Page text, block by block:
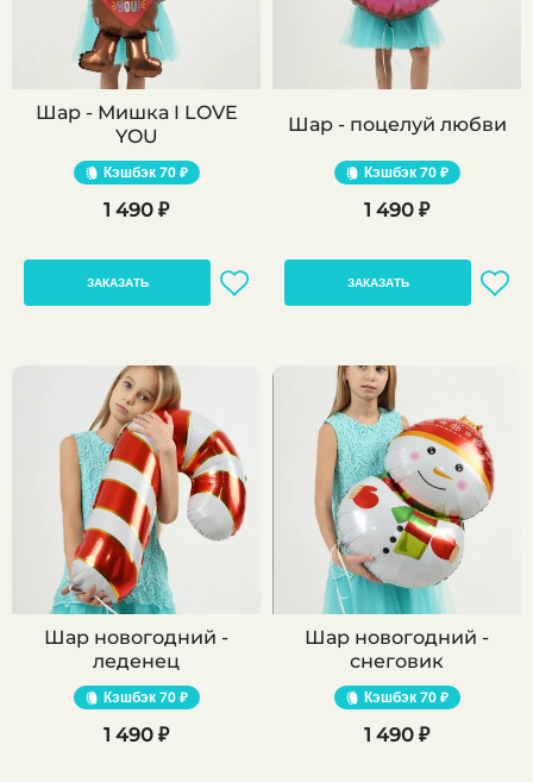
Шар - Мишка I LOVE
YOU
Кэшбэк70 ₽
1 490 ₽
ЗАКАЗАТЬ
Шар - поцелуй любви
Кэшбэк70 ₽
1 490 ₽
ЗАКАЗАТЬ
Шар новогодний -
леденец
Кэшбэк70 ₽
1 490 ₽
Шар новогодний -
снеговик
Кэшбэк70 ₽
1 490 ₽